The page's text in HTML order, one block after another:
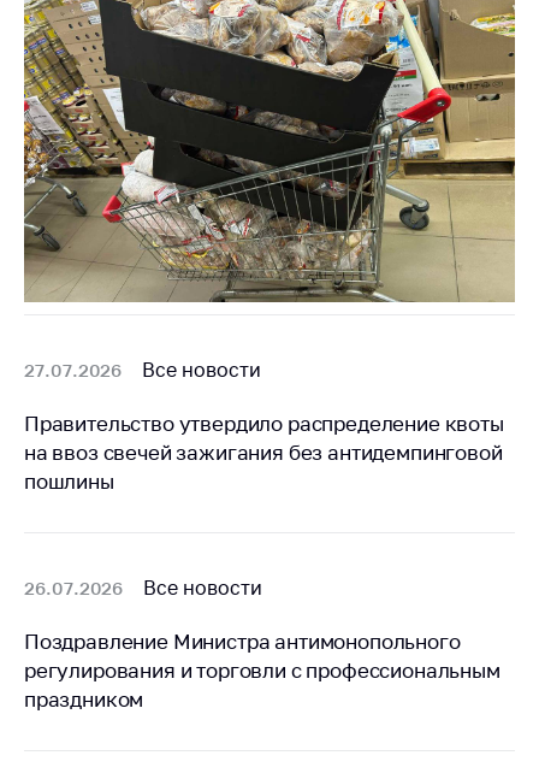
27.07.2026 Все новости
Правительство утвердило распределение квоты
на ввоз свечей зажигания без антидемпинговой
пошлины
26.07.2026 Все новости
Поздравление Министра антимонопольного
регулирования и торговли с профессиональным
праздником